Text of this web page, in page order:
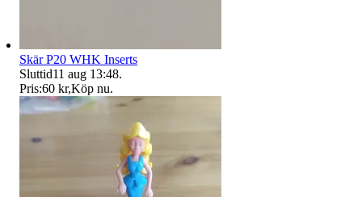
Skär P20 WHK Inserts
Sluttid11 aug 13:48.
Pris:60 kr,Köp nu.